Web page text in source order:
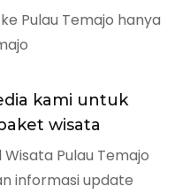
Pulau Temajo hanya
kami untuk
wisata
Pulau Temajo
informasi update